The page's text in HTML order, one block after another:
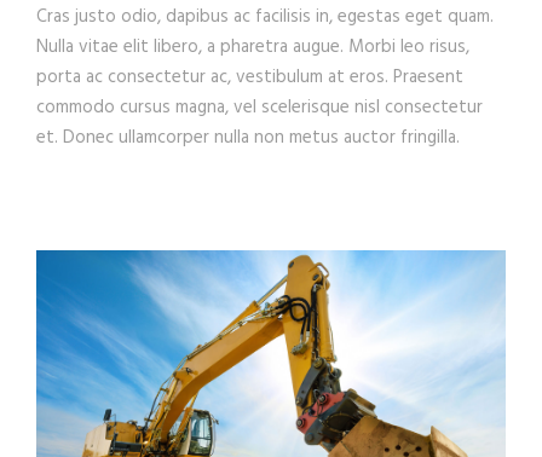
Cras justo odio, dapibus ac facilisis in, egestas eget quam.
Nulla vitae elit libero, a pharetra augue. Morbi leo risus,
porta ac consectetur ac, vestibulum at eros. Praesent
commodo cursus magna, vel scelerisque nisl consectetur
et. Donec ullamcorper nulla non metus auctor fringilla.